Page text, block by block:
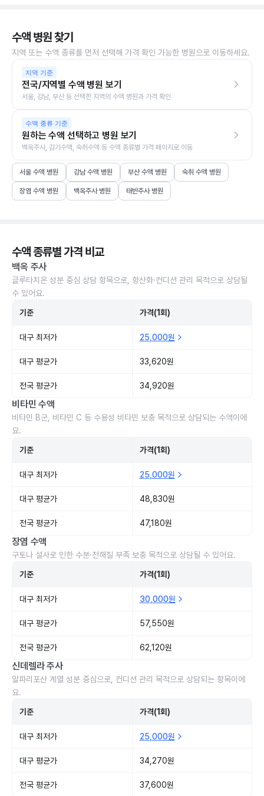
수액 병원 찾기
지역 또는 수액 종류를 먼저 선택해 가격 확인 가능한 병원으로 이동하세요.
지역 기준
전국/지역별 수액 병원 보기
서울, 강남, 부산 등 선택한 지역의 수액 병원과 가격 확인
수액 종류 기준
원하는 수액 선택하고 병원 보기
백옥주사, 감기수액, 숙취수액 등 수액 종류별 가격 페이지로 이동
서울 수액 병원 강남 수액 병원 부산 수액 병원 숙취 수액 병원
장염 수액 병원 백옥주사 병원 태반주사 병원
수액 종류별 가격 비교
백옥 주사
글루타치온 성분 중심 상담 항목으로, 항산화·컨디션 관리 목적으로 상담될
수 있어요.
기준 가격(1회)
대구 최저가 25,000원
대구 평균가 33,620원
전국 평균가 34,920원
비타민 수액
비타민 B군, 비타민 C 등 수용성 비타민 보충 목적으로 상담되는 수액이에
요.
기준 가격(1회)
대구 최저가 25,000원
대구 평균가 48,830원
전국 평균가 47,180원
장염 수액
구토나 설사로 인한 수분·전해질 부족 보충 목적으로 상담될 수 있어요.
기준 가격(1회)
대구 최저가 30,000원
대구 평균가 57,550원
전국 평균가 62,120원
신데렐라 주사
알파리포산 계열 성분 중심으로, 컨디션 관리 목적으로 상담되는 항목이에
요.
기준 가격(1회)
대구 최저가 25,000원
대구 평균가 34,270원
전국 평균가 37,600원